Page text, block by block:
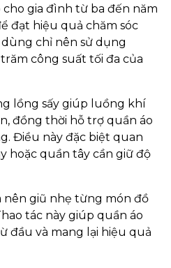
gia đình từ ba đến năm
đạt hiệu quả chăm sóc
chỉ nên sử dụng
công suất tối đa của
lồng sấy giúp luồng khí
đồng thời hỗ trợ quần áo
Điều này đặc biệt quan
hoặc quần tây cần giữ độ
nên giũ nhẹ từng món đồ
tác này giúp quần áo
đầu và mang lại hiệu quả